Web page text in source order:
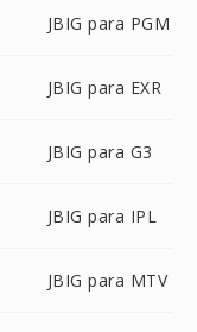
JBIG para PGM
JBIG para EXR
JBIG para G3
JBIG para IPL
JBIG para MTV